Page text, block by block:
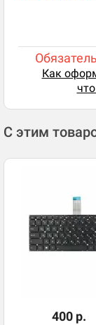
Как
С этим
400 р.